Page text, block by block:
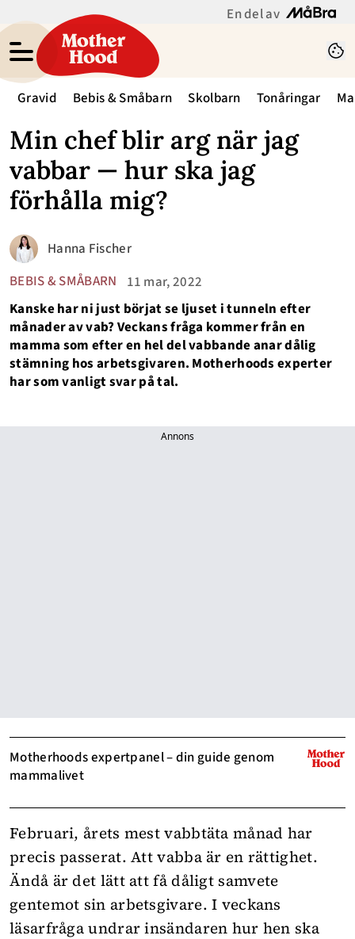
En del av
Gravid Bebis & Småbarn Skolbarn Tonåringar
Min chef blir arg när jag
vabbar — hur ska jag
förhålla mig?
BEBIS & SMÅBARN 11 mar, 2022
Hanna Fischer
Kanske har ni just börjat se ljuset i tunneln efter
månader av vab? Veckans fråga kommer från en
mamma som efter en hel del vabbande anar dålig
stämning hos arbetsgivaren. Motherhoods experter
har som vanligt svar på tal.
Annons
Motherhoods expertpanel – din guide genom
mammalivet
Februari, årets mest vabbtäta månad har
precis passerat. Att vabba är en rättighet.
Ändå är det lätt att få dåligt samvete
gentemot sin arbetsgivare. I veckans
läsarfråga undrar insändaren hur hen ska